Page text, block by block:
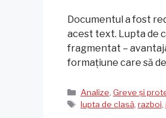
Documentul a fost
acest text. Lupta de
fragmentat –
formațiune care să
Categorii
Analize, Greve și
Etichete
lupta de clasă, razboi,